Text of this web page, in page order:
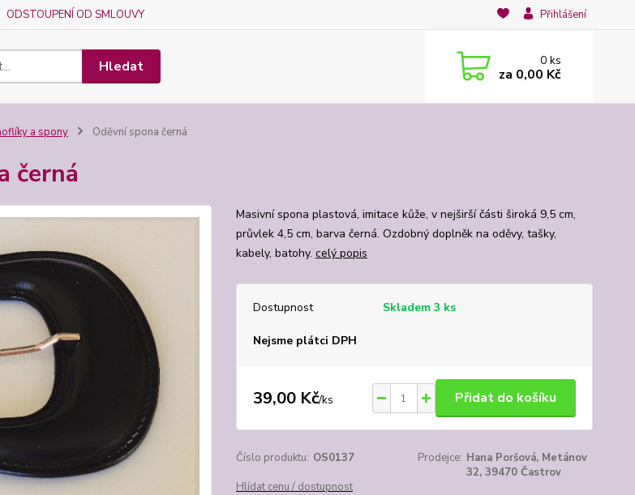
ODSTOUPENÍ OD SMLOUVY Přihlášení
Hledat 0ks
za 0,00 Kč
a spony Oděvní spona černá
černá
Masivní spona plastová, imitace kůže, v nejširší části široká 9,5 cm,
průvlek 4,5 cm, barva černá. Ozdobný doplněk na oděvy, tašky,
kabely, batohy. celý popis
Dostupnost Skladem 3 ks
Nejsme plátci DPH
39,00 Kč/ks Přidat do košíku
Číslo produktu: OS0137 Prodejce: Hana Poršová, Metánov
32, 39470 Častrov
Hlídat cenu / dostupnost